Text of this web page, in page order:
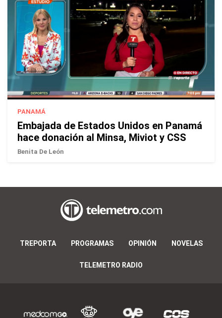
PANAMÁ
Embajada de Estados Unidos en Panamá
hace donación al Minsa, Miviot y CSS
Benita De León
TREPORTA PROGRAMAS OPINIÓN NOVELAS
TELEMETRO RADIO